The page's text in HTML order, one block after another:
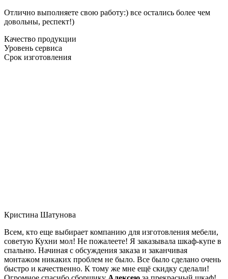
Отлично выполняете свою работу:) все остались более чем
довольны, респект!)
Качество продукции
Уровень сервиса
Срок изготовления
Кристина Шатунова
Всем, кто еще выбирает компанию для изготовления мебели,
советую Кухни мол! Не пожалеете! Я заказывала шкаф-купе в
спальню. Начиная с обсуждения заказа и заканчивая
монтажом никаких проблем не было. Все было сделано очень
быстро и качественно. К тому же мне ещё скидку сделали!